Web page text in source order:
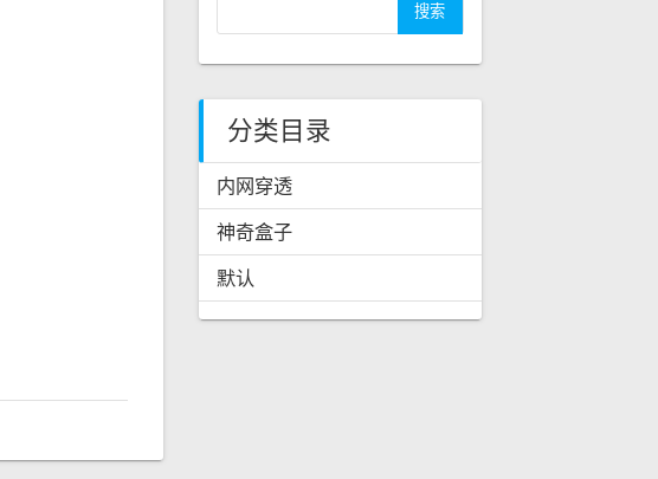
分类目录
内网穿透
神奇盒子
默认